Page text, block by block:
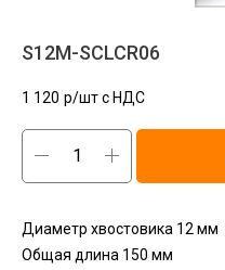
S12M-SCLCR06
1 120 р/шт c НДС
Диаметр хвостовика 12 мм
Общая длина 150 мм